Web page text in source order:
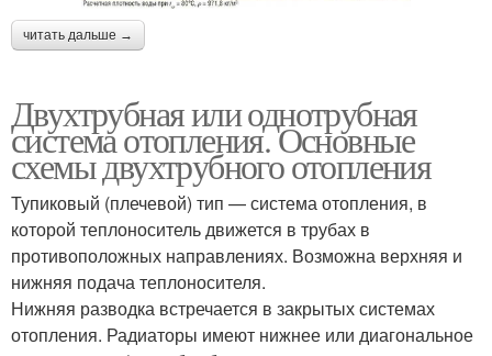
читать дальше →
Двухтрубная или однотрубная
система отопления. Основные
схемы двухтрубного отопления
Тупиковый (плечевой) тип — система отопления, в
которой теплоноситель движется в трубах в
противоположных направлениях. Возможна верхняя и
нижняя подача теплоносителя.
Нижняя разводка встречается в закрытых системах
отопления. Радиаторы имеют нижнее или диагональное